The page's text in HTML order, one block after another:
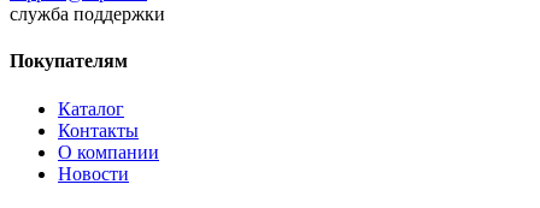
служба поддержки
Покупателям
Каталог
Контакты
О компании
Новости